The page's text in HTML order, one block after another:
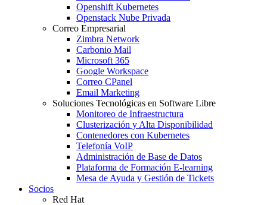
Openshift Kubernetes
Openstack Nube Privada
Correo Empresarial
Zimbra Network
Carbonio Mail
Microsoft 365
Google Workspace
Correo CPanel
Email Marketing
Soluciones Tecnológicas en Software Libre
Monitoreo de Infraestructura
Clusterización y Alta Disponibilidad
Contenedores con Kubernetes
Telefonía VoIP
Administración de Base de Datos
Plataforma de Formación E-learning
Mesa de Ayuda y Gestión de Tickets
Socios
Red Hat